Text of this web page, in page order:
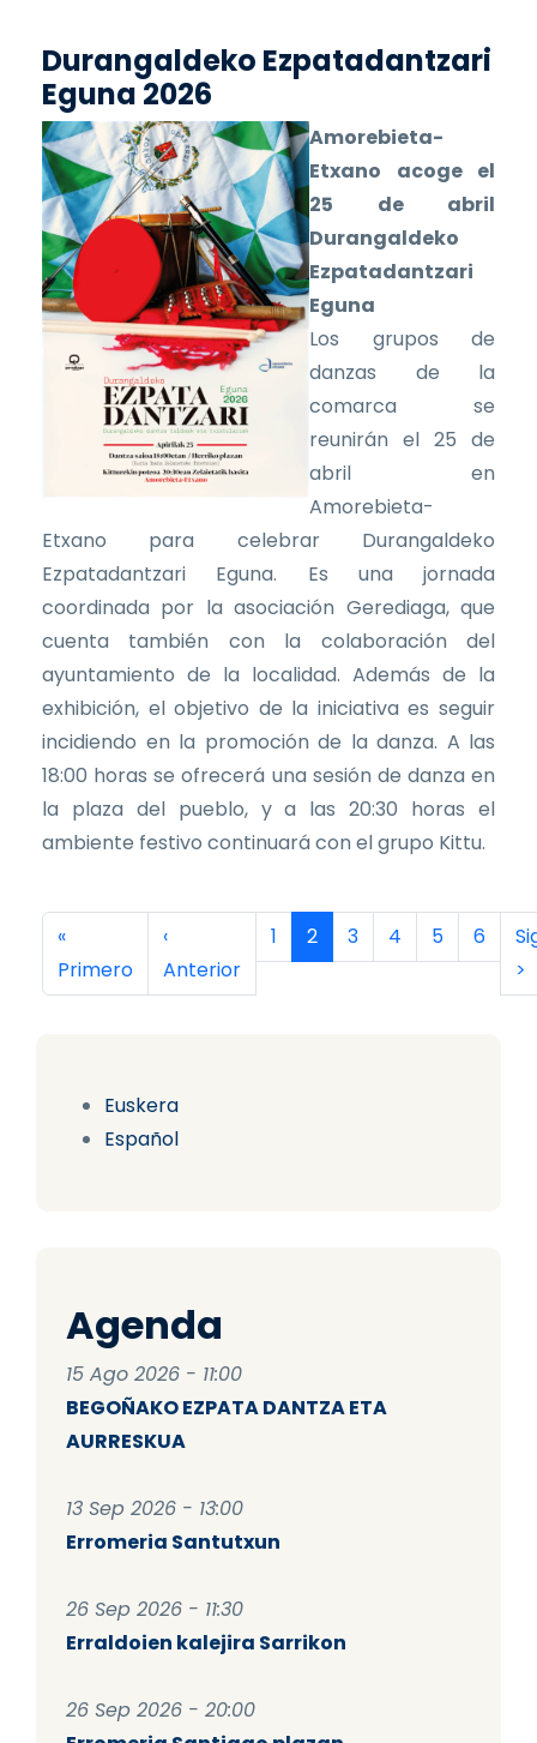
Euskera
Español
Agenda
15 Ago 2026 - 11:00
BEGOÑAKO EZPATA DANTZA ETA
AURRESKUA
13 Sep 2026 - 13:00
Erromeria Santutxun
26 Sep 2026 - 11:30
Erraldoien kalejira Sarrikon
26 Sep 2026 - 20:00
Durangaldeko Ezpatadantzari
Eguna 2026
Amorebieta-
Etxano acoge el
25 de abril
Durangaldeko
Ezpatadantzari
Eguna
Los grupos de
danzas de la
comarca se
reunirán el 25 de
abril en
Amorebieta-
Etxano para celebrar Durangaldeko
Ezpatadantzari Eguna. Es una jornada
coordinada por la asociación Gerediaga, que
cuenta también con la colaboración del
ayuntamiento de la localidad. Además de la
exhibición, el objetivo de la iniciativa es seguir
incidiendo en la promoción de la danza. A las
18:00 horas se ofrecerá una sesión de danza en
la plaza del pueblo, y a las 20:30 horas el
ambiente festivo continuará con el grupo Kittu.
Paginación
Primera página
«
Primero
Página anterior
‹
Anterior
Página
1 Página actual
2 Página
3 Página
4 Página
5 Página
6
>